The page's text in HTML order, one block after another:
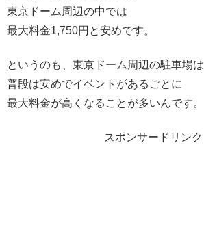
東京ドーム周辺の中では
最大料金1,750円と安めです。
というのも、東京ドーム周辺の駐車場は
普段は安めでイベントがあるごとに
最大料金が高くなることが多いんです。
スポンサードリンク